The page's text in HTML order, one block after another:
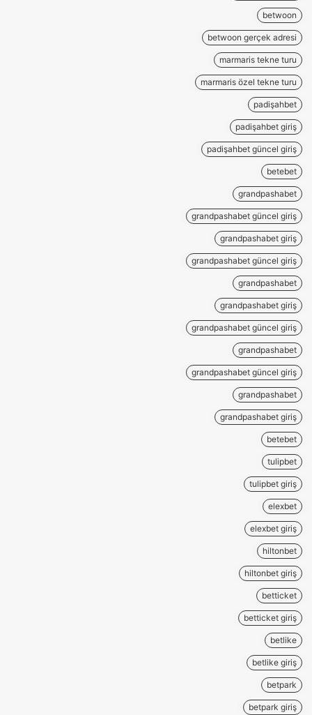
betwoon
betwoon gerçek adresi
marmaris tekne turu
marmaris özel tekne turu
padişahbet
padişahbet giriş
padişahbet güncel giriş
betebet
grandpashabet
grandpashabet güncel giriş
grandpashabet giriş
grandpashabet güncel giriş
grandpashabet
grandpashabet giriş
grandpashabet güncel giriş
grandpashabet
grandpashabet güncel giriş
grandpashabet
grandpashabet giriş
betebet
tulipbet
tulipbet giriş
elexbet
elexbet giriş
hiltonbet
hiltonbet giriş
betticket
betticket giriş
betlike
betlike giriş
betpark
betpark giriş